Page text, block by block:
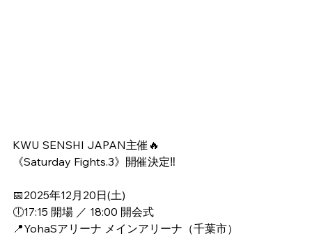
KWU SENSHI JAPAN主催🔥
《Saturday Fights.3》開催決定‼️
📅2025年12月20日(土)
🕕17:15 開場 ／ 18:00 開会式
📍YohaSアリーナ メインアリーナ（千葉市）